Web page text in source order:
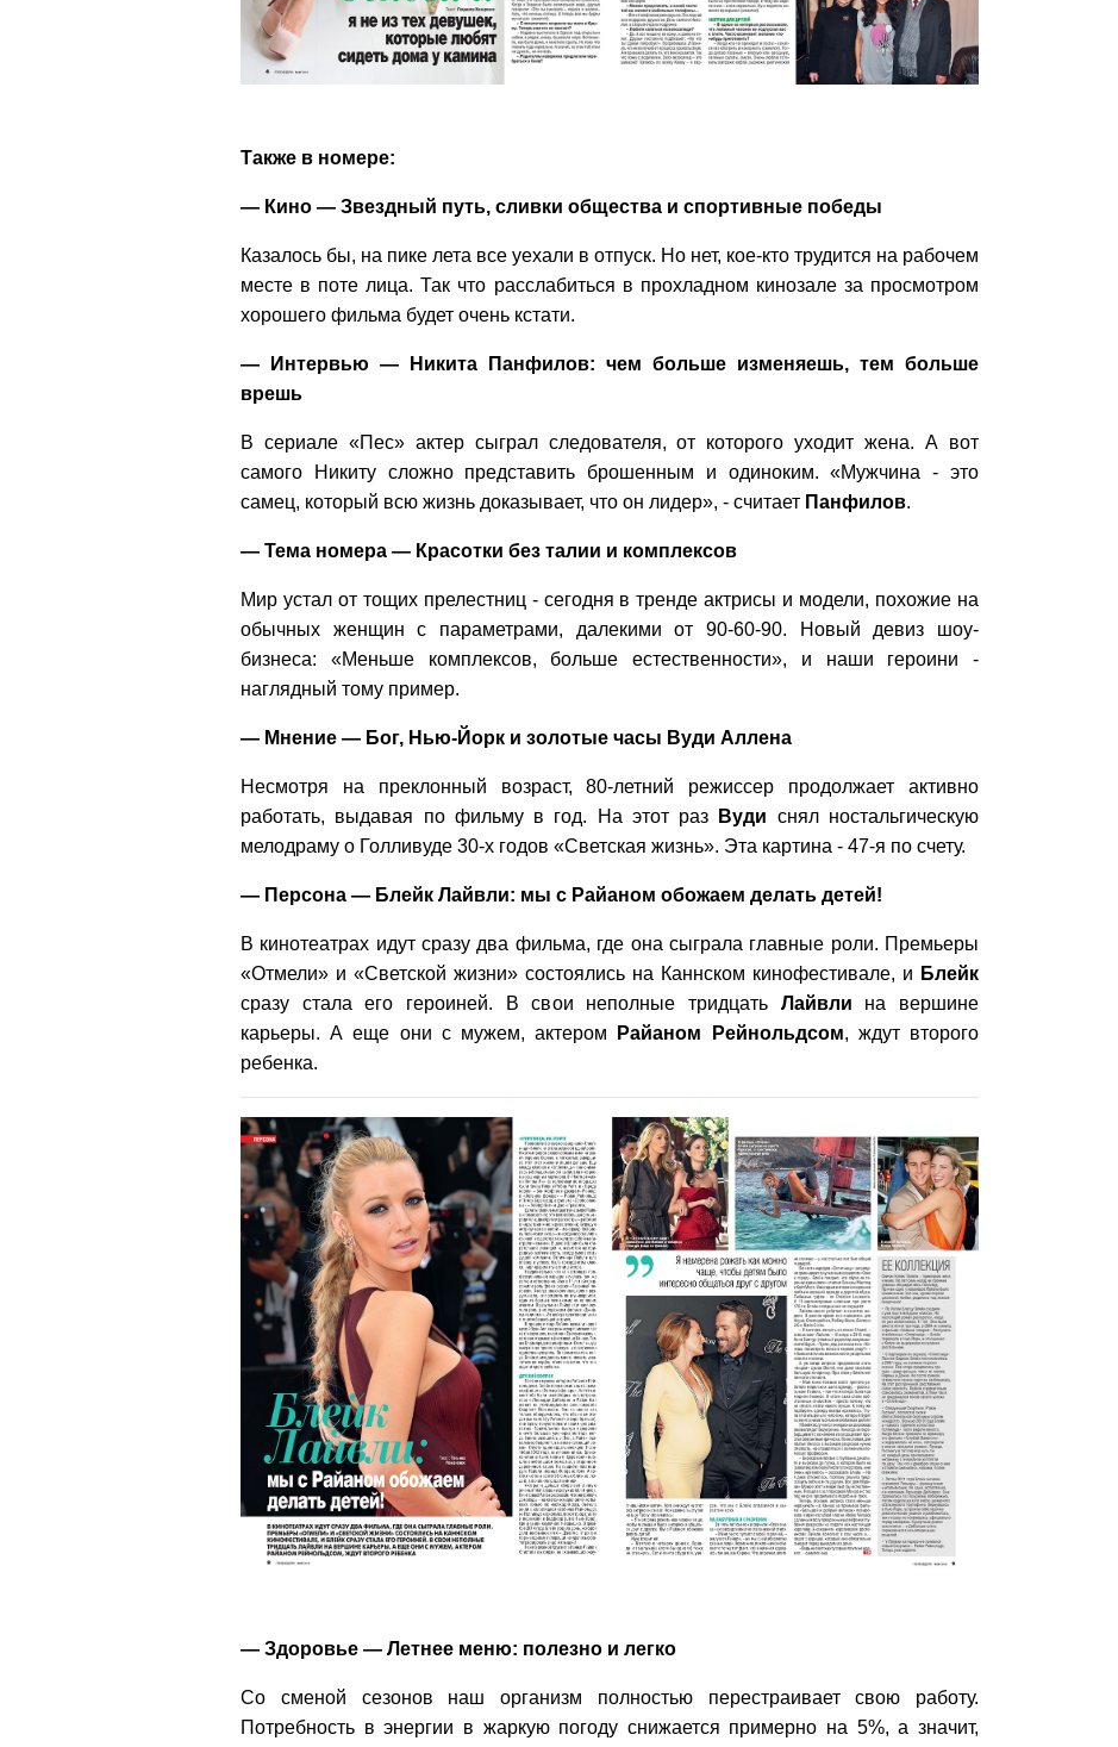
Также в номере:
— Кино — Звездный путь, сливки общества и спортивные победы
Казалось бы, на пике лета все уехали в отпуск. Но нет, кое-кто трудится на рабочем
месте в поте лица. Так что расслабиться в прохладном кинозале за просмотром
хорошего фильма будет очень кстати.
— Интервью — Никита Панфилов: чем больше изменяешь, тем больше
врешь
В сериале «Пес» актер сыграл следователя, от которого уходит жена. А вот
самого Никиту сложно представить брошенным и одиноким. «Мужчина - это
самец, который всю жизнь доказывает, что он лидер», - считает Панфилов.
— Тема номера — Красотки без талии и комплексов
Мир устал от тощих прелестниц - сегодня в тренде актрисы и модели, похожие на
обычных женщин с параметрами, далекими от 90-60-90. Новый девиз шоу-
бизнеса: «Меньше комплексов, больше естественности», и наши героини -
наглядный тому пример.
— Мнение — Бог, Нью-Йорк и золотые часы Вуди Аллена
Несмотря на преклонный возраст, 80-летний режиссер продолжает активно
работать, выдавая по фильму в год. На этот раз
Вуди снял ностальгическую
мелодраму о Голливуде 30-х годов «Светская жизнь». Эта картина - 47-я по счету.
— Персона — Блейк Лайвли: мы с Райаном обожаем делать детей!
В кинотеатрах идут сразу два фильма, где она сыграла главные роли. Премьеры
«Отмели» и «Светской жизни» состоялись на Каннском кинофестивале, и Блейк
сразу стала его героиней. В свои неполные тридцать Лайвли на вершине
карьеры. А еще они с мужем, актером
Райаном Рейнольдсом, ждут второго
ребенка.
— Здоровье — Летнее меню: полезно и легко
Со сменой сезонов наш организм полностью перестраивает свою работу.
Потребность в энергии в жаркую погоду снижается примерно на 5%, а значит,